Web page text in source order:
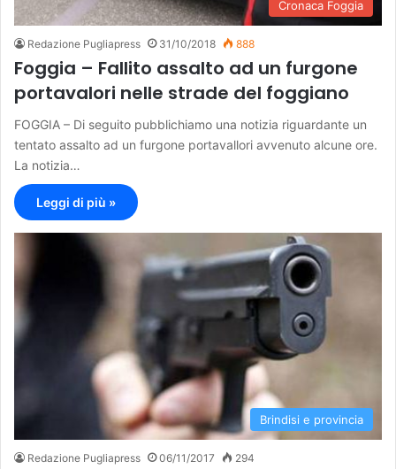
Cronaca Foggia
Redazione Pugliapress 31/10/2018 888
Foggia – Fallito assalto ad un furgone
portavalori nelle strade del foggiano
FOGGIA – Di seguito pubblichiamo una notizia riguardante un
tentato assalto ad un furgone portavallori avvenuto alcune ore.
La notizia…
Leggi di più »
Brindisi e provincia
Redazione Pugliapress 06/11/2017 294